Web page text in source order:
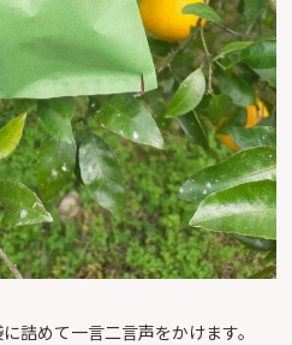
詰めて一言二言声をかけます。